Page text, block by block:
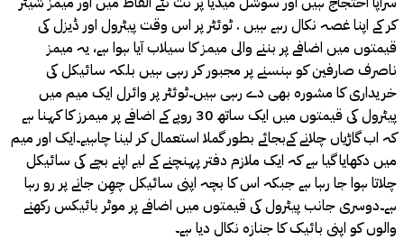
کر کے اپنا غصہ نکال رہے ہیں . ٹوئٹر پر اس وقت پیٹرول اور ڈیزل کی
قیمتوں میں اضافے پر بننے والی میمز کا سیلاب آیا ہوا ہے، یہ میمز
ناصرف صارفین کو ہنسنے پر مجبور کر رہی ہیں بلکہ سائیکل کی
خریداری کا مشورہ بھی دے رہی ہیں۔ٹوئٹر پر وائرل ایک میم میں
پیٹرول کی قیمتوں میں ایک ساتھ 30 روپے کے اضافے پر میمرز کا کہنا ہے
کہ اب گاڑیاں چلانے کےبجائے بطور گملا استعمال کر لینا چاہیے۔ایک اور میم
میں دکھایا گیا ہے کہ ایک ملازم دفتر پہنچنے کے لیے اپنے بچے کی سائیکل
چلاتا ہوا جا رہا ہے جبکہ اس کا بچہ اپنی سائیکل چھِن جانے پر رو رہا
ہے۔دوسری جانب پیٹرول کی قیمتوں میں اضافے پر موٹر بائیکس رکھنے
والوں کو اپنی بائیک کا جنازہ نکال دیا ہے۔